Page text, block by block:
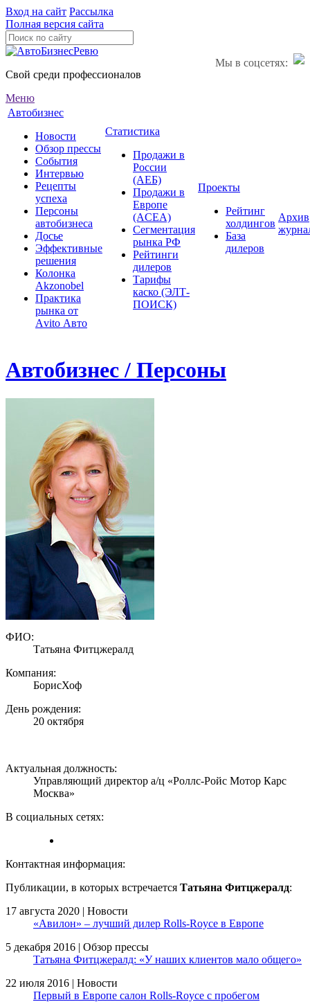
Вход на сайт Рассылка
Полная версия сайта
Мы в соцсетях:
Свой среди профессионалов
Меню
Автобизнес
Новости
Обзор прессы
События
Интервью
Рецепты
успеха
Персоны
автобизнеса
Досье
Эффективные
решения
Колонка
Akzonobel
Практика
рынка от
Аvito Авто
Статистика
Продажи в
России
(АЕБ)
Продажи в
Европе
(ACEA)
Сегментация
рынка РФ
Рейтинги
дилеров
Тарифы
каско (ЭЛТ-
ПОИСК)
Проекты
Рейтинг
холдингов
База
дилеров
Архив
Автобизнес / Персоны
ФИО:
Татьяна Фитцжералд
Компания:
БорисХоф
День рождения:
20 октября
Актуальная должность:
Управляющий директор а/ц «Роллс-Ройс Мотор Карс
Москва»
В социальных сетях:
Контактная информация:
Публикации, в которых встречается Татьяна Фитцжералд:
17 августа 2020 | Новости
«Авилон» – лучший дилер Rolls-Royce в Европе
5 декабря 2016 | Обзор прессы
Татьяна Фитцжералд: «У наших клиентов мало общего»
22 июля 2016 | Новости
Первый в Европе салон Rolls-Royce с пробегом